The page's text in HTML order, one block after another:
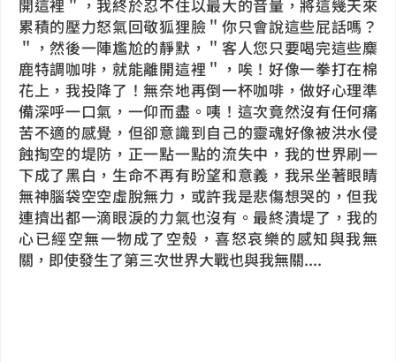
開這裡＂，我終於忍不住以最大的音量，將這幾天來
累積的壓力怒氣回敬狐狸臉＂你只會說這些屁話嗎？
＂，然後一陣尷尬的靜默，＂客人您只要喝完這些麋
鹿特調咖啡，就能離開這裡＂，唉！好像一拳打在棉
花上，我投降了！無奈地再倒一杯咖啡，做好心理準
備深呼一口氣，一仰而盡。咦！這次竟然沒有任何痛
苦不適的感覺，但卻意識到自己的靈魂好像被洪水侵
蝕掏空的堤防，正一點一點的流失中，我的世界刷一
下成了黑白，生命不再有盼望和意義，我呆坐著眼睛
無神腦袋空空虛脫無力，或許我是悲傷想哭的，但我
連擠出都一滴眼淚的力氣也沒有。最終潰堤了，我的
心已經空無一物成了空殼，喜怒哀樂的感知與我無
關，即使發生了第三次世界大戰也與我無關....